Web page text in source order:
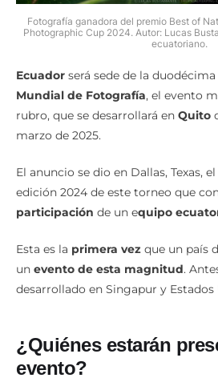
Fotografía ganadora del premio Best of
Photographic Cup 2024. Autor: Lucas
ecuatoriano.
Ecuador será sede de la
Mundial de Fotografía, el evento
rubro, que se desarrollará en Quito
marzo de 2025.
El anuncio se dio en Dallas, Texas,
edición 2024 de este torneo que
participación de un equipo
Esta es la primera vez que un país
un evento de esta magnitud.
desarrollado en Singapur y Estados
¿Quiénes estarán
evento?